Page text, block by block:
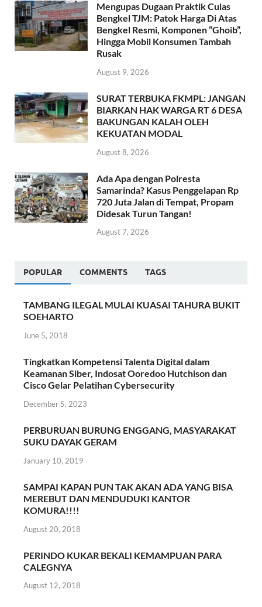
Mengupas Dugaan Praktik Culas
Bengkel TJM: Patok Harga Di Atas
Bengkel Resmi, Komponen “Ghoib”,
Hingga Mobil Konsumen Tambah
Rusak
August 9, 2026
SURAT TERBUKA FKMPL: JANGAN
BIARKAN HAK WARGA RT 6 DESA
BAKUNGAN KALAH OLEH
KEKUATAN MODAL
August 8, 2026
Ada Apa dengan Polresta
Samarinda? Kasus Penggelapan Rp
720 Juta Jalan di Tempat, Propam
Didesak Turun Tangan!
August 7, 2026
POPULAR COMMENTS TAGS
TAMBANG ILEGAL MULAI KUASAI TAHURA BUKIT
SOEHARTO
June 5, 2018
Tingkatkan Kompetensi Talenta Digital dalam
Keamanan Siber, Indosat Ooredoo Hutchison dan
Cisco Gelar Pelatihan Cybersecurity
December 5, 2023
PERBURUAN BURUNG ENGGANG, MASYARAKAT
SUKU DAYAK GERAM
January 10, 2019
SAMPAI KAPAN PUN TAK AKAN ADA YANG BISA
MEREBUT DAN MENDUDUKI KANTOR
KOMURA!!!!
August 20, 2018
PERINDO KUKAR BEKALI KEMAMPUAN PARA
CALEGNYA
August 12, 2018